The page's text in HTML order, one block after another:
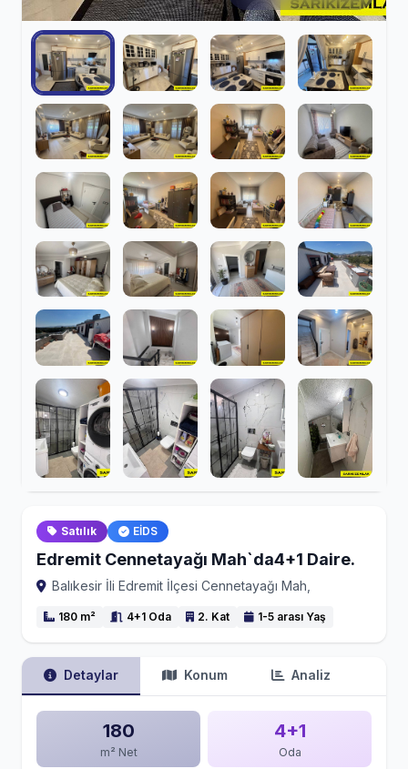
Satılık EİDS
Edremit Cennetayağı Mah`da4+1 Daire.
Balıkesir İli Edremit İlçesi Cennetayağı Mah,
180 m² 4+1 Oda 2. Kat 1-5 arası Yaş
Detaylar Konum Analiz
180
m² Net
4+1
Oda